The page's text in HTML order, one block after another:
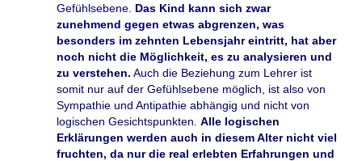
Gefühlsebene. Das Kind kann sich zwar
zunehmend gegen etwas abgrenzen, was
besonders im zehnten Lebensjahr eintritt, hat aber
noch nicht die Möglichkeit, es zu analysieren und
zu verstehen. Auch die Beziehung zum Lehrer ist
somit nur auf der Gefühlsebene möglich, ist also von
Sympathie und Antipathie abhängig und nicht von
logischen Gesichtspunkten. Alle logischen
Erklärungen werden auch in diesem Alter nicht viel
fruchten, da nur die real erlebten Erfahrungen und